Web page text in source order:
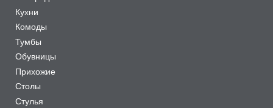
Кухни
Комоды
Тумбы
Обувницы
Прихожие
Столы
Стулья